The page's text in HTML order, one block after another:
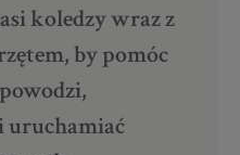
koledzy wraz z
by pomóc
uruchamiać